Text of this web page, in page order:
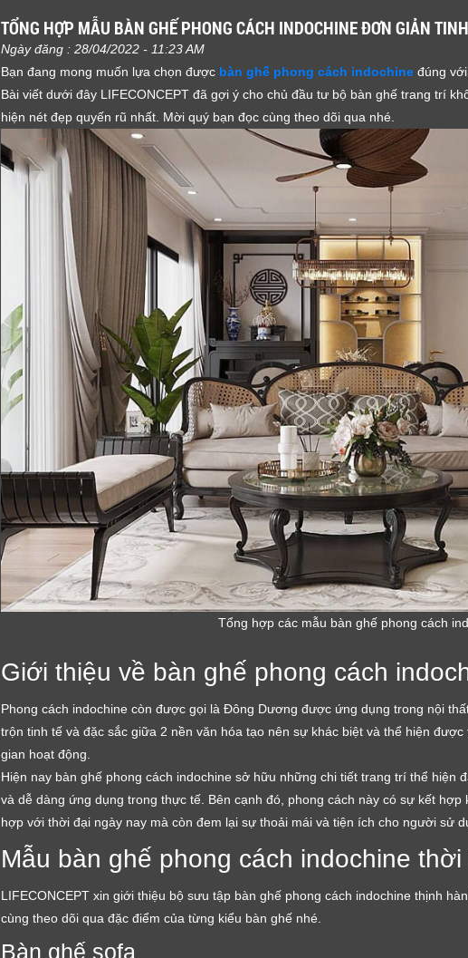
TỔNG HỢP MẪU BÀN GHẾ PHONG CÁCH INDOCHINE ĐƠN GIẢN
Ngày đăng : 28/04/2022 - 11:23 AM
Bạn đang mong muốn lựa chọn được bàn ghế phong cách indochine đúng
Bài viết dưới đây LIFECONCEPT đã gợi ý cho chủ đầu tư bộ bàn ghế trang trí
hiện nét đẹp quyến rũ nhất. Mời quý bạn đọc cùng theo dõi qua nhé.
Tổng hợp các mẫu bàn ghế phong cách
Giới thiệu về bàn ghế phong cách
Phong cách indochine còn được gọi là Đông Dương được ứng dụng trong nội
trộn tinh tế và đặc sắc giữa 2 nền văn hóa tạo nên sự khác biệt và thể hiện
gian hoạt động.
Hiện nay bàn ghế phong cách indochine sở hữu những chi tiết trang trí thể hiện
và dễ dàng ứng dụng trong thực tế. Bên cạnh đó, phong cách này có sự kết
hợp với thời đại ngày nay mà còn đem lại sự thoải mái và tiện ích cho người sử
Mẫu bàn ghế phong cách indochine
LIFECONCEPT xin giới thiệu bộ sưu tập bàn ghế phong cách indochine thịnh
cùng theo dõi qua đặc điểm của từng kiểu bàn ghế nhé.
Bàn ghế sofa